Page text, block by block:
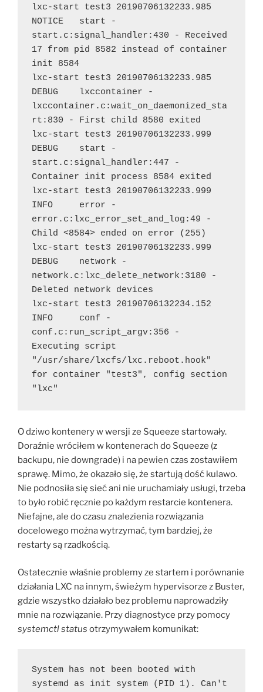
lxc-start test3 20190706132233.985
NOTICE   start -
start.c:signal_handler:430 - Received
17 from pid 8582 instead of container
init 8584
lxc-start test3 20190706132233.985
DEBUG    lxccontainer -
lxccontainer.c:wait_on_daemonized_sta
rt:830 - First child 8580 exited
lxc-start test3 20190706132233.999
DEBUG    start -
start.c:signal_handler:447 -
Container init process 8584 exited
lxc-start test3 20190706132233.999
INFO     error -
error.c:lxc_error_set_and_log:49 -
Child <8584> ended on error (255)
lxc-start test3 20190706132233.999
DEBUG    network -
network.c:lxc_delete_network:3180 -
Deleted network devices
lxc-start test3 20190706132234.152
INFO     conf -
conf.c:run_script_argv:356 -
Executing script
"/usr/share/lxcfs/lxc.reboot.hook"
for container "test3", config section
"lxc"
O dziwo kontenery w wersji ze Squeeze startowały.
Doraźnie wróciłem w kontenerach do Squeeze (z
backupu, nie downgrade) i na pewien czas zostawiłem
sprawę. Mimo, że okazało się, że startują dość kulawo.
Nie podnosiła się sieć ani nie uruchamiały usługi, trzeba
to było robić ręcznie po każdym restarcie kontenera.
Niefajne, ale do czasu znalezienia rozwiązania
docelowego można wytrzymać, tym bardziej, że
restarty są rzadkością.
Ostatecznie właśnie problemy ze startem i porównanie
działania LXC na innym, świeżym hypervisorze z Buster,
gdzie wszystko działało bez problemu naprowadziły
mnie na rozwiązanie. Przy diagnostyce przy pomocy
systemctl status otrzymywałem komunikat:
System has not been booted with
systemd as init system (PID 1). Can't